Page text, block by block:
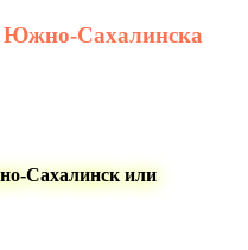
Южно-Сахалинска
Сахалинск или